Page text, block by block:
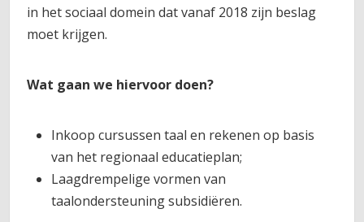
in het sociaal domein dat vanaf 2018 zijn beslag
moet krijgen.
Wat gaan we hiervoor doen?
Inkoop cursussen taal en rekenen op basis
van het regionaal educatieplan;
Laagdrempelige vormen van
taalondersteuning subsidiëren.